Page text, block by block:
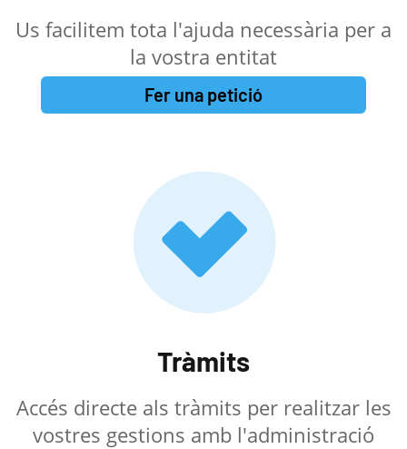
Us facilitem tota l'ajuda necessària per a
la vostra entitat
Fer una petició
Tràmits
Accés directe als tràmits per realitzar les
vostres gestions amb l'administració